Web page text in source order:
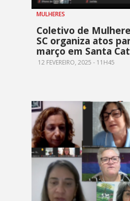
MULHERES
Coletivo de
SC organiza atos
março em Santa
12 FEVEREIRO, 2025 - 11H45